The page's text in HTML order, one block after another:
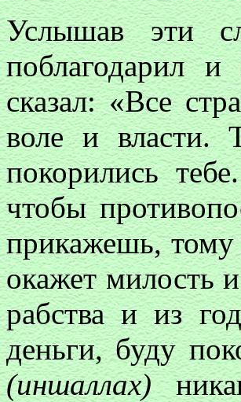
Услышав эти
поблагодарил
сказал: «Все
воле и власти.
покорились
чтобы
прикажешь,
окажет милость
рабства и из
деньги, буду
(иншаллах)